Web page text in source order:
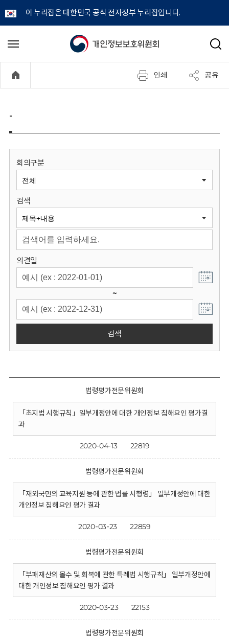
이 누리집은 대한민국 공식 전자정부 누리집입니다.
개
정
보
원
회
메
기
검
인쇄 공유
-
회의구분
검색
의결일
~
검색
법령평가전문위원회
「초지법 시행규칙」일부개정안에 대한 개인정보 침해요인 평가결
과
2020-04-13 22819
법령평가전문위원회
「재외국민의 교육지원 등에 관한 법률 시행령」 일부개정안에 대한
개인정보 침해요인 평가 결과
2020-03-23 22859
법령평가전문위원회
「부패재산의 몰수 및 회복에 관한 특례법 시행규칙」 일부개정안에
대한 개인정보 침해요인 평가 결과
2020-03-23 22153
법령평가전문위원회